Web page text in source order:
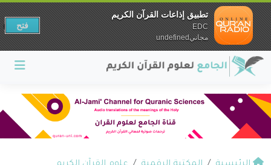
تطبيق إذاعات القرآن الكريم
EDC
مجانيundefined
فتح